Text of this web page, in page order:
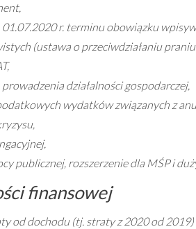
01.07.2020 r. terminu obowiązku
(ustawa o przeciwdziałaniu
działalności gospodarczej,
wydatków związanych z
publicznej, rozszerzenie dla MŚP i
finansowej
od dochodu (tj. straty z 2020 od